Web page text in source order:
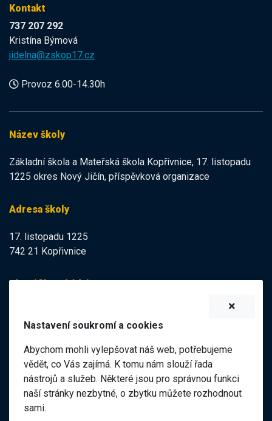
Kontakt
737 207 292
Kristína Býmová
jidelna@zskop17.cz
Provoz 6.00-14.30h
Název školy
Základní škola a Mateřská škola Kopřivnice, 17. listopadu
1225 okres Nový Jičín, příspěvková organizace
Adresa školy
17. listopadu 1225
742 21 Kopřivnice
Identifikační údaje
IČO:47998121
Elektronická podatelna
ID datové schránky:
98pgf7m
Nastavení soukromí a cookies
Abychom mohli vylepšovat náš web, potřebujeme
vědět, co Vás zajímá. K tomu nám slouží řada
nástrojů a služeb. Některé jsou pro správnou funkci
naší stránky nezbytné, o zbytku můžete rozhodnout
sami.